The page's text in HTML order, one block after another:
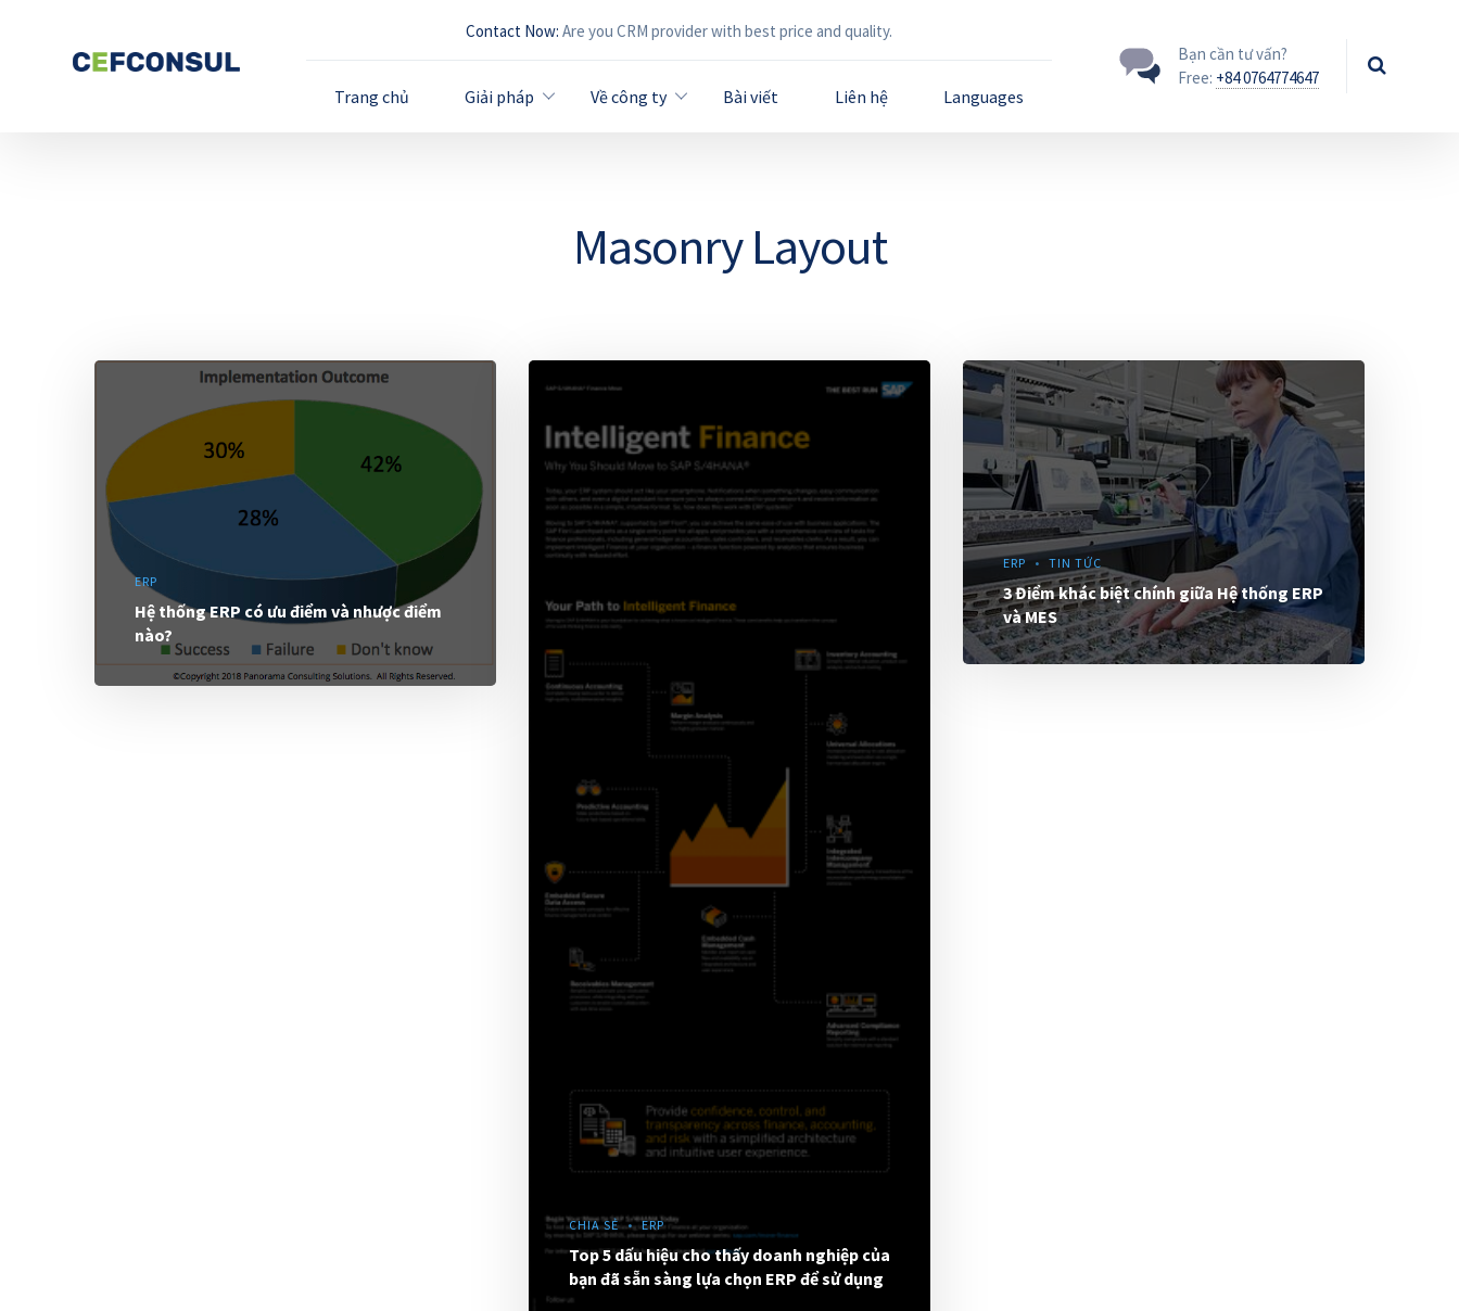
Contact Now: Are you CRM provider with best price and quality.
Trang chủ Giải pháp Về công ty Bài viết Liên hệ Languages
Bạn cần tư vấn?
Free: +84 0764774647
Masonry Layout
ERP
Hệ thống ERP có ưu điểm và nhược điểm
nào?
CHIA SẺ ERP
Top 5 dấu hiệu cho thấy doanh nghiệp của
bạn đã sẵn sàng lựa chọn ERP để sử dụng
ERP TIN TỨC
3 Điểm khác biệt chính giữa Hệ thống ERP
và MES